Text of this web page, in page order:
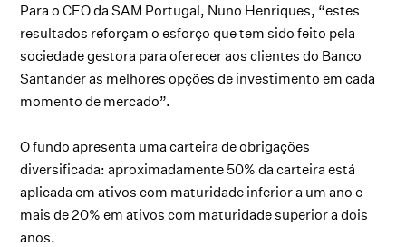
Para o CEO da SAM Portugal, Nuno Henriques, “estes
resultados reforçam o esforço que tem sido feito pela
sociedade gestora para oferecer aos clientes do Banco
Santander as melhores opções de investimento em cada
momento de mercado”.
O fundo apresenta uma carteira de obrigações
diversificada: aproximadamente 50% da carteira está
aplicada em ativos com maturidade inferior a um ano e
mais de 20% em ativos com maturidade superior a dois
anos.